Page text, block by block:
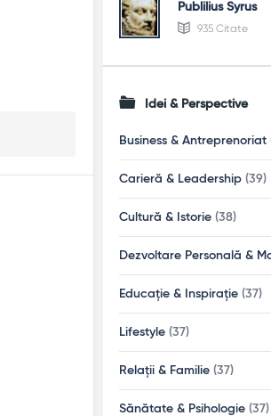
Publilius Syrus
935 Citate
Idei & Perspective
Business & Antreprenoriat
Carieră & Leadership (39)
Cultură & Istorie (38)
Dezvoltare Personală &
Educație & Inspirație (37)
Lifestyle (37)
Relații & Familie (37)
Sănătate & Psihologie (37)